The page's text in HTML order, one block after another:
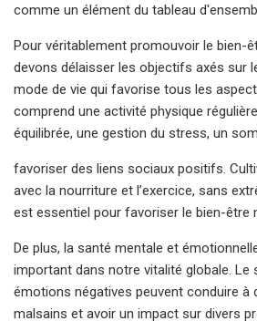
comme un élément du tableau
Pour véritablement promouvoir le bien-
devons délaisser les objectifs axés sur
mode de vie qui favorise tous les
comprend une activité physique
équilibrée, une gestion du stress, un
favoriser des liens sociaux positifs.
avec la nourriture et l’exercice, sans
est essentiel pour favoriser le bien-être
De plus, la santé mentale et
important dans notre vitalité globale. Le
émotions négatives peuvent conduire
malsains et avoir un impact sur divers